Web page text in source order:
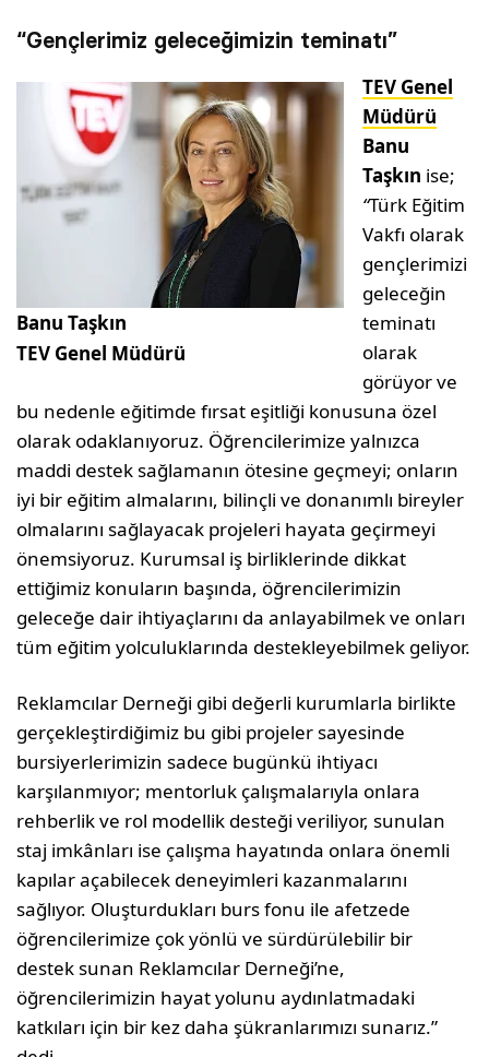
“Gençlerimiz geleceğimizin teminatı”
Banu Taşkın
TEV Genel Müdürü
TEV Genel
Müdürü
Banu
Taşkın ise;
“Türk Eğitim
Vakfı olarak
gençlerimizi
geleceğin
teminatı
olarak
görüyor ve
bu nedenle eğitimde fırsat eşitliği konusuna özel
olarak odaklanıyoruz. Öğrencilerimize yalnızca
maddi destek sağlamanın ötesine geçmeyi; onların
iyi bir eğitim almalarını, bilinçli ve donanımlı bireyler
olmalarını sağlayacak projeleri hayata geçirmeyi
önemsiyoruz. Kurumsal iş birliklerinde dikkat
ettiğimiz konuların başında, öğrencilerimizin
geleceğe dair ihtiyaçlarını da anlayabilmek ve onları
tüm eğitim yolculuklarında destekleyebilmek geliyor.
Reklamcılar Derneği gibi değerli kurumlarla birlikte
gerçekleştirdiğimiz bu gibi projeler sayesinde
bursiyerlerimizin sadece bugünkü ihtiyacı
karşılanmıyor; mentorluk çalışmalarıyla onlara
rehberlik ve rol modellik desteği veriliyor, sunulan
staj imkânları ise çalışma hayatında onlara önemli
kapılar açabilecek deneyimleri kazanmalarını
sağlıyor. Oluşturdukları burs fonu ile afetzede
öğrencilerimize çok yönlü ve sürdürülebilir bir
destek sunan Reklamcılar Derneği’ne,
öğrencilerimizin hayat yolunu aydınlatmadaki
katkıları için bir kez daha şükranlarımızı sunarız.”